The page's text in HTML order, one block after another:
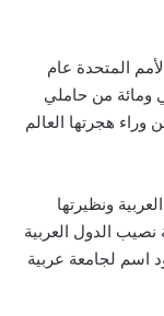
المتحدة عام
ومائة من حاملي
هجرتها العالم
ونظيرتها
نصيب الدول العربية
اسم لجامعة عربية